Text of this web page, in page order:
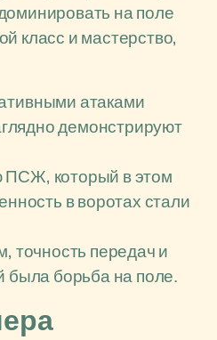
на поле
класс и мастерство,
атаками
демонстрируют
ПСЖ, который в этом
в воротах стали
точность передач и
была борьба на поле.